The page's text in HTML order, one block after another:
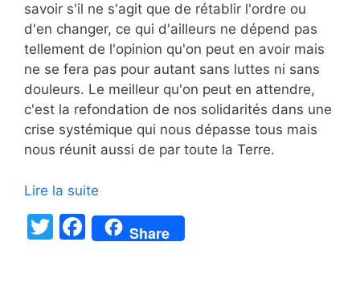
savoir s'il ne s'agit que de rétablir l'ordre ou
d'en changer, ce qui d'ailleurs ne dépend pas
tellement de l'opinion qu'on peut en avoir mais
ne se fera pas pour autant sans luttes ni sans
douleurs. Le meilleur qu'on peut en attendre,
c'est la refondation de nos solidarités dans une
crise systémique qui nous dépasse tous mais
nous réunit aussi de par toute la Terre.
Lire la suite
T
F
a
Share